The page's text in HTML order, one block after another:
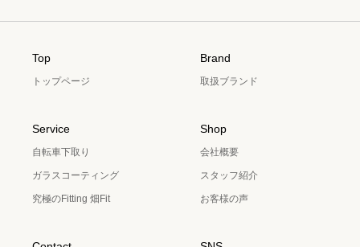
Top
トップページ
Brand
取扱ブランド
Service
自転車下取り
ガラスコーティング
究極のFitting 畑Fit
Shop
会社概要
スタッフ紹介
お客様の声